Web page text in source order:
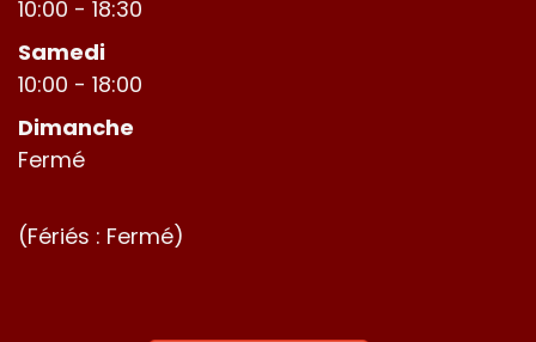
10:00 - 18:30
Samedi
10:00 - 18:00
Dimanche
Fermé
(Fériés : Fermé)